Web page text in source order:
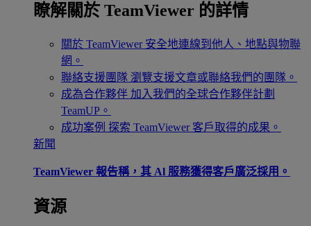
瞭解關於 TeamViewer 的詳情
關於 TeamViewer 安全地連線到他人、地點與物聯
網。
聯絡支援團隊 瀏覽支援文章或聯絡我們的團隊。
成為合作夥伴 加入我們的全球合作夥伴計劃
TeamUP。
成功案例 探索 TeamViewer 客戶取得的成果。
新聞
TeamViewer 報告稱，其 Al 服務獲得客戶廣泛採用。
資源